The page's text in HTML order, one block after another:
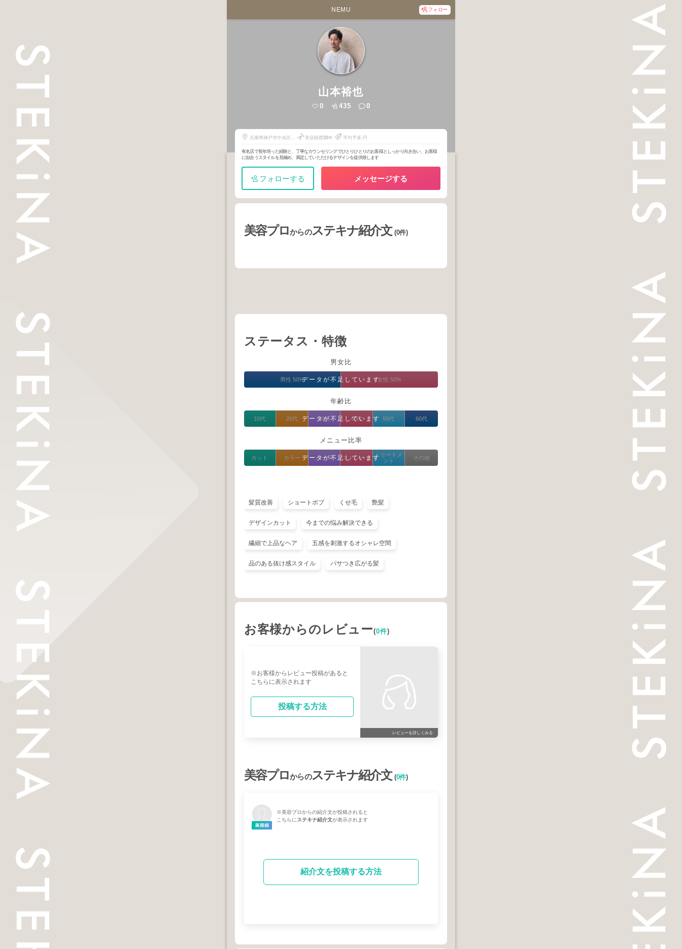
NEMU フォロー
山本裕也
0 435 0
兵庫県神戸市中央区下
美容師歴20年 平均予算-円
有名店で長年培った経験と、丁寧なカウンセリングでひとりひとりのお客様としっかり向き合い、お客様
に似合うスタイルを見極め、満足していただけるデザインを提供致します
フォローする メッセージする
美容プロからのステキナ紹介文(0件)
ステータス・特徴
男女比
データが不足しています
男性 50% 女性 50%
年齢比
データが不足しています
10代 20代 30代 40代 50代 60代
メニュー比率
データが不足しています
カット カラー パーマ ストレート
トリートメ
ント
その他
髪質改善 ショートボブ くせ毛 艶髪
デザインカット 今までの悩み解決できる
繊細で上品なヘア 五感を刺激するオシャレ空間
品のある抜け感スタイル パサつき広がる髪
お客様からのレビュー(0件)
※お客様からレビュー投稿があると
こちらに表示されます
投稿する方法
レビューを詳しくみる
美容プロからのステキナ紹介文(0件)
※美容プロからの紹介文が投稿されると
こちらにステキナ紹介文が表示されます
紹介文を投稿する方法